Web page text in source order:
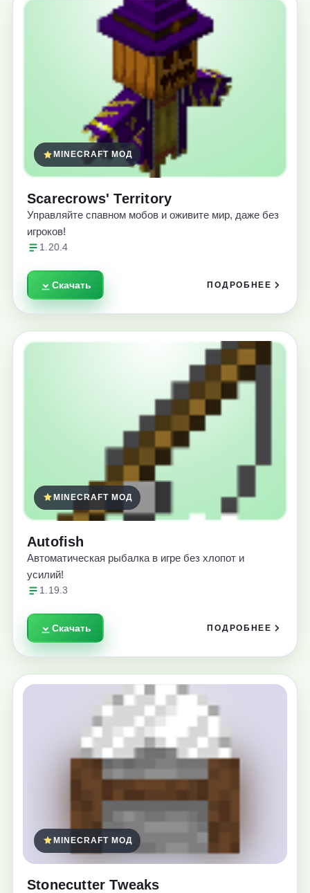
MINECRAFT МОД
Scarecrows' Territory
Управляйте спавном мобов и оживите мир, даже без
игроков!
1.20.4
Скачать ПОДРОБНЕЕ
MINECRAFT МОД
Autofish
Автоматическая рыбалка в игре без хлопот и
усилий!
1.19.3
Скачать ПОДРОБНЕЕ
MINECRAFT МОД
Stonecutter Tweaks